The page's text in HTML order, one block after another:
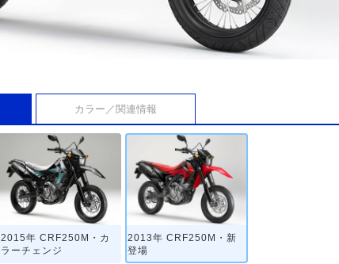
カラー／関連情報
2015年 CRF250M・カ
ラーチェンジ
2013年 CRF250M・新
登場